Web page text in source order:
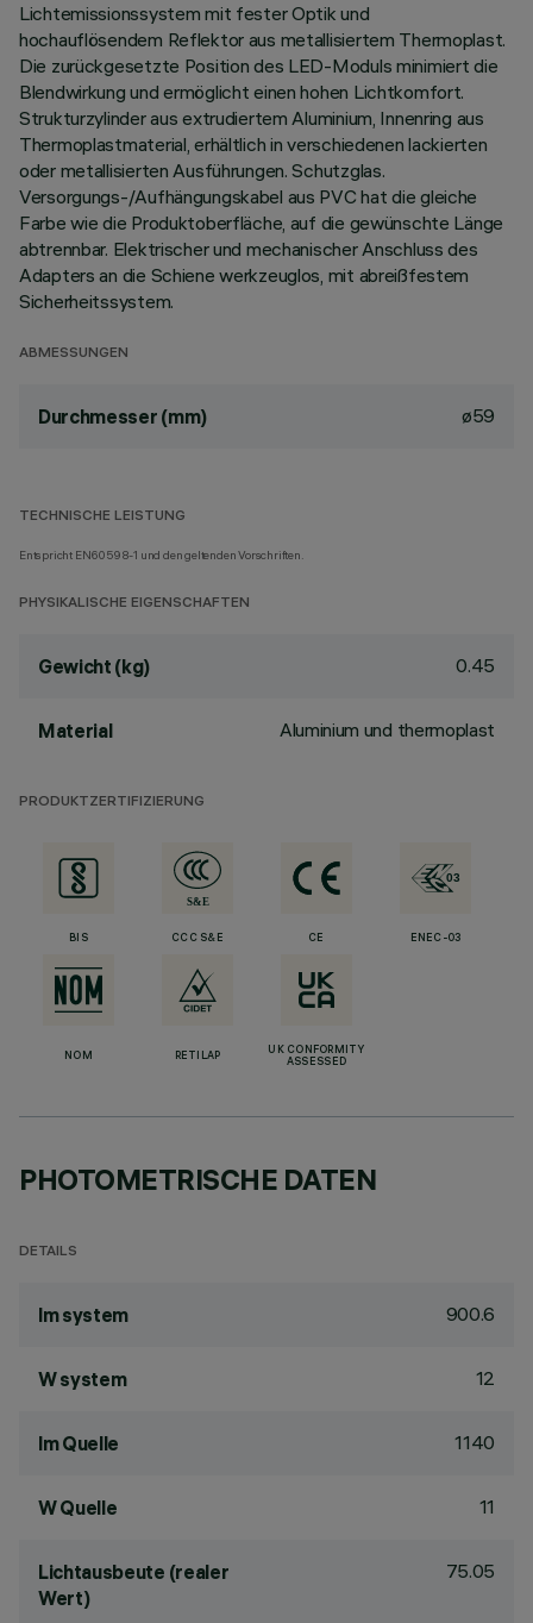
Lichtemissionssystem mit fester Optik und
hochauflösendem Reflektor aus metallisiertem Thermoplast.
Die zurückgesetzte Position des LED-Moduls minimiert die
Blendwirkung und ermöglicht einen hohen Lichtkomfort.
Strukturzylinder aus extrudiertem Aluminium, Innenring aus
Thermoplastmaterial, erhältlich in verschiedenen lackierten
oder metallisierten Ausführungen. Schutzglas.
Versorgungs-/Aufhängungskabel aus PVC hat die gleiche
Farbe wie die Produktoberfläche, auf die gewünschte Länge
abtrennbar. Elektrischer und mechanischer Anschluss des
Adapters an die Schiene werkzeuglos, mit abreißfestem
Sicherheitssystem.
ABMESSUNGEN
Durchmesser (mm) ø59
TECHNISCHE LEISTUNG
Entspricht EN60598-1 und den geltenden Vorschriften.
PHYSIKALISCHE EIGENSCHAFTEN
Gewicht (kg) 0.45
Material Aluminium und thermoplast
PRODUKTZERTIFIZIERUNG
BIS CCC S&E CE ENEC-03
NOM RETILAP
UK CONFORMITY
ASSESSED
PHOTOMETRISCHE DATEN
DETAILS
lm system 900.6
W system 12
lm Quelle 1140
W Quelle 11
Lichtausbeute (realer
Wert)
75.05